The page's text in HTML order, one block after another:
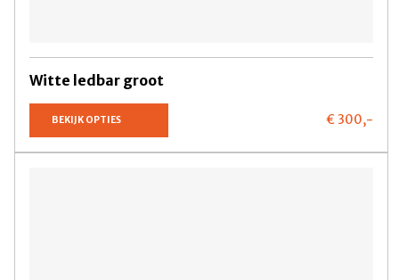
Witte ledbar groot
BEKIJK OPTIES € 300,-